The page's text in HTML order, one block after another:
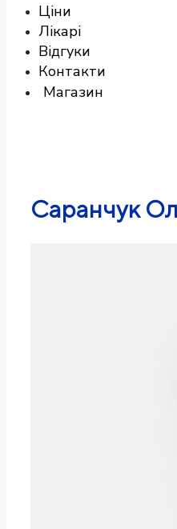
Ціни
Лікарі
Відгуки
Контакти
Магазин
Саранчук